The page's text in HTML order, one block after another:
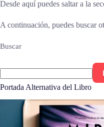
Desde aquí puedes saltar a la
A continuación, puedes buscar
Buscar
Portada Alternativa del Libro